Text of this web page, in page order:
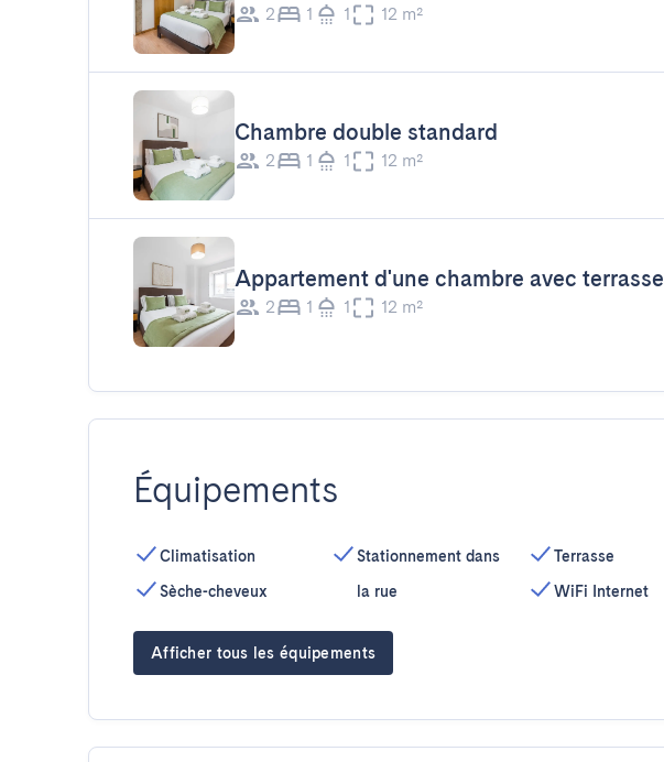
2 1 1 12 m²
Chambre double standard
2 1 1 12 m²
Appartement d'une chambre avec terrasse
2 1 1 12 m²
Équipements
Climatisation
Sèche-cheveux
Stationnement dans
la rue
Terrasse
WiFi Internet
Afficher tous les équipements